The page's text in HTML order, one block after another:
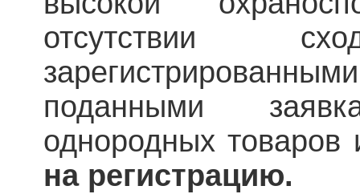
отсутствии
поданными
однородных
на регистрацию.